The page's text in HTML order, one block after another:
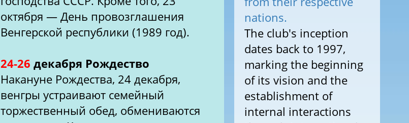
октября — День провозглашения
Венгерской республики (1989 год).
24-26 декабря Рождество
Накануне Рождества, 24 декабря,
венгры устраивают семейный
торжественный обед, обмениваются
nations.
The club's inception
dates back to 1997,
marking the beginning
of its vision and the
establishment of
internal interactions